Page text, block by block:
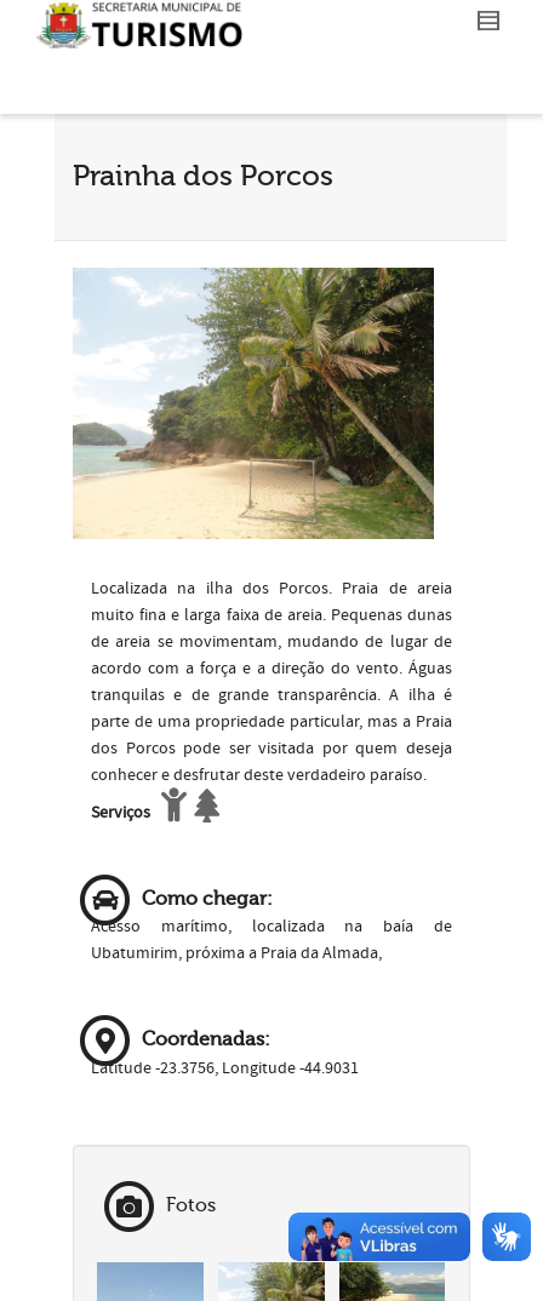
Prainha dos Porcos
Localizada na ilha dos Porcos. Praia de areia
muito fina e larga faixa de areia. Pequenas dunas
de areia se movimentam, mudando de lugar de
acordo com a força e a direção do vento. Águas
tranquilas e de grande transparência. A ilha é
parte de uma propriedade particular, mas a Praia
dos Porcos pode ser visitada por quem deseja
conhecer e desfrutar deste verdadeiro paraíso.
Serviços
Como chegar:
Acesso marítimo, localizada na baía de
Ubatumirim, próxima a Praia da Almada,
Coordenadas:
Latitude -23.3756, Longitude -44.9031
Fotos